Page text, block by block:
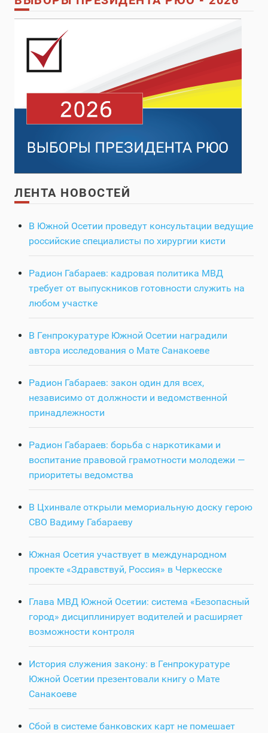
ЛЕНТА НОВОСТЕЙ
В Южной Осетии проведут консультации ведущие
российские специалисты по хирургии кисти
Радион Габараев: кадровая политика МВД
требует от выпускников готовности служить на
любом участке
В Генпрокуратуре Южной Осетии наградили
автора исследования о Мате Санакоеве
Радион Габараев: закон один для всех,
независимо от должности и ведомственной
принадлежности
Радион Габараев: борьба с наркотиками и
воспитание правовой грамотности молодежи —
приоритеты ведомства
В Цхинвале открыли мемориальную доску герою
СВО Вадиму Габараеву
Южная Осетия участвует в международном
проекте «Здравствуй, Россия» в Черкесске
Глава МВД Южной Осетии: система «Безопасный
город» дисциплинирует водителей и расширяет
возможности контроля
История служения закону: в Генпрокуратуре
Южной Осетии презентовали книгу о Мате
Санакоеве
Сбой в системе банковских карт не помешает